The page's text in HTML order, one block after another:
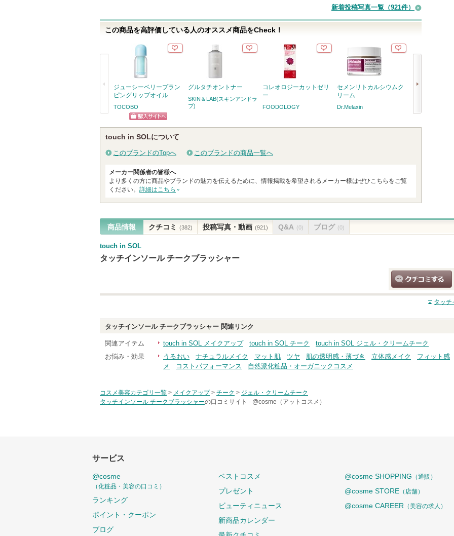
新着投稿写真一覧（921件）
この商品を高評価している人のオススメ商品をCheck！
ジューシーベリープラン
ピングリップオイル
TOCOBO
ショッピン
グサイトへ
グルタチオントナー
SKIN＆LAB(スキンアンドラ
ブ)
コレオロジーカットゼリ
ー
FOODOLOGY
セメンリトカルシウムク
リーム
Dr.Melaxin
セメンリトカ
touch in SOLについて
このブランドのTopへ このブランドの商品一覧へ
メーカー関係者の皆様へ
より多くの方に商品やブランドの魅力を伝えるために、情報掲載を希望されるメーカー様はぜひこちらをご覧
ください。 詳細はこちら
商品情報 クチコミ (382) 投稿写真・動画 (921) Q&A (0) ブログ (0)
touch in SOL
タッチインソール チークブラッシャー
クチコミする
タッチ
タッチインソール チークブラッシャー 関連リンク
関連アイテム touch in SOL メイクアップ touch in SOL チーク
touch in SOL ジェル・クリームチーク
お悩み・効果
うるおい ナチュラルメイク マット肌 ツヤ 肌の透明感・薄づき 立体感メイク フィット感
メ
コストパフォーマンス 自然派化粧品・オーガニックコスメ
コスメ美容カテゴリ一覧 > メイクアップ> チーク > ジェル・クリームチーク
タッチインソール チークブラッシャーの口コミサイト - @cosme（アットコスメ）
サービス
@cosme
（化粧品・美容の口コミ）
ランキング
ポイント・クーポン
ブログ
ベストコスメ
プレゼント
ビューティニュース
新商品カレンダー
@cosme SHOPPING （通販）
@cosme STORE （店舗）
@cosme CAREER （美容の求人）